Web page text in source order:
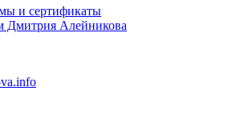
и сертификаты
Дмитрия Алейникова